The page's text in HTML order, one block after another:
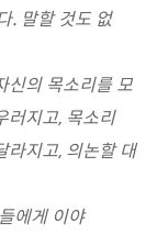
. 말할 것도 없
신의 목소리를 모
러지고, 목소리
라지고, 의논할 대
에게 이야